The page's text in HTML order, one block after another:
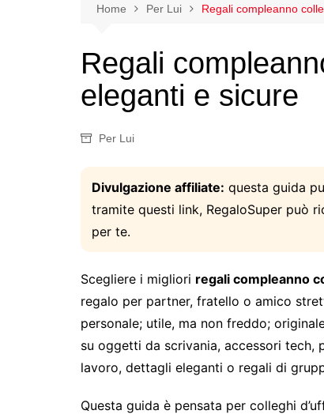
Home Per Lui Regali compleanno
Regali
eleganti e sicure
Per Lui
Divulgazione affiliate: questa guida
tramite questi link, RegaloSuper può
per te.
Scegliere i migliori regali compleanno
regalo per partner, fratello o amico
personale; utile, ma non freddo;
su oggetti da scrivania, accessori tech,
lavoro, dettagli eleganti o regali di
Questa guida è pensata per colleghi